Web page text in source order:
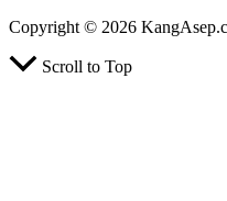
Copyright © 2026
Scroll to Top